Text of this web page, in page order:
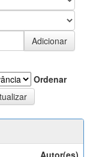
Ordenar
Autor(es)